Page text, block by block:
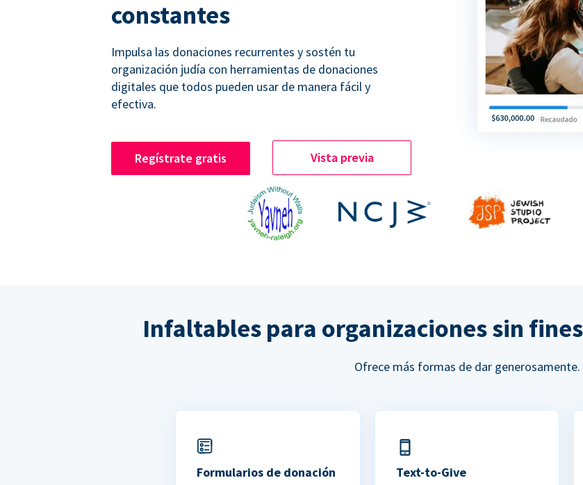
constantes
Impulsa las donaciones recurrentes y sostén tu
organización judía con herramientas de donaciones
digitales que todos pueden usar de manera fácil y
efectiva.
Regístrate gratis Vista previa
Infaltables para organizaciones sin
Ofrece más formas de dar generosamente.
Formularios de donación Text-to-Give